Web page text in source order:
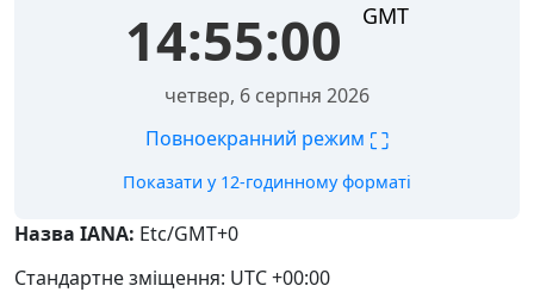
14:55:00 GMT
четвер, 6 серпня 2026
Повноекранний режим ⛶
Показати у 12-годинному форматі
Назва IANA: Etc/GMT+0
Стандартне зміщення: UTC +00:00